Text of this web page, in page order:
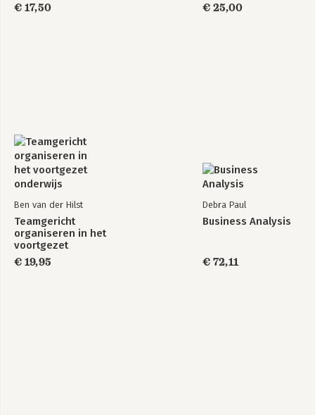
€ 17,50
€ 25,00
Ben van der Hilst
Teamgericht
organiseren in het
voortgezet
onderwijs
€ 19,95
Debra Paul
Business Analysis
€ 72,11